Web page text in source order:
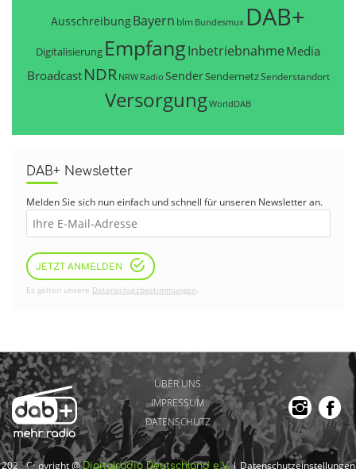
AusschreibungBayern blm Bundesmux DAB+
Digitalisierung EmpfangInbetriebnahme Media
Broadcast NDR NRW Radio SenderSendernetzSenderstandort
VersorgungWorldDAB
DAB+ Newsletter
Melden Sie sich nun einfach und schnell für unseren Newsletter an.
JETZT ANMELDEN
Es gelten unsere Datenschutzbestimmungen.
ÜBER UNS
IMPRESSUM
DATENSCHUTZ
2026 Copyright @Digitalradio Deutschland e.V.| Datenschutzeinstellungen